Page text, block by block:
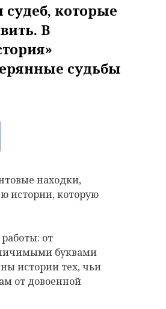
которые
В
судьбы
находки,
истории, которую
от
буквами
истории тех, чьи
от довоенной